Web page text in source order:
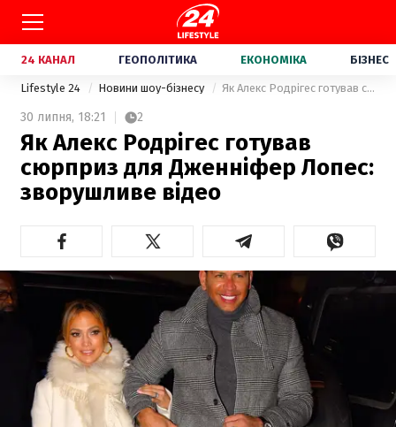
24 КАНАЛ ГЕОПОЛІТИКА ЕКОНОМІКА БІЗНЕС
Lifestyle 24 Новини шоу-бізнесу Як Алекс Родрігес готував сюрприз для Дженніфер Лопес: зворушливе відео
30 липня, 18:21 2
Як Алекс Родрігес готував
сюрприз для Дженніфер Лопес:
зворушливе відео